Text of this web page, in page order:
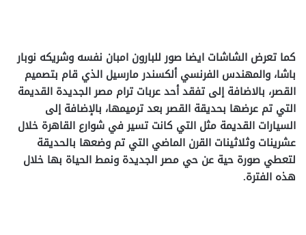
كما تعرض الشاشات ايضا صور للبارون امبان نفسه وشريكه نوبار
باشا، والمهندس الفرنسي ألكسندر مارسيل الذي قام بتصميم
القصر، بالاضافة إلى تفقد أحد عربات ترام مصر الجديدة القديمة
التي تم عرضها بحديقة القصر بعد ترميمها، بالإضافة إلى
السيارات القديمة مثل التي كانت تسير في شوارع القاهرة خلال
عشرينات وثلاثينات القرن الماضي التي تم وضعها بالحديقة
لتعطي صورة حية عن حي مصر الجديدة ونمط الحياة بها خلال
هذه الفترة.